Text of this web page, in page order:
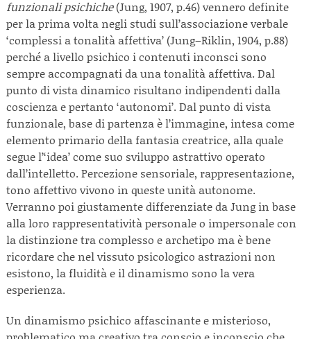
funzionali psichiche(Jung, 1907, p.46) vennero definite
per la prima volta negli studi sull’associazione verbale
‘complessi a tonalità affettiva’ (Jung–Riklin, 1904, p.88)
perché a livello psichico i contenuti inconsci sono
sempre accompagnati da una tonalità affettiva. Dal
punto di vista dinamico risultano indipendenti dalla
coscienza e pertanto ‘autonomi’. Dal punto di vista
funzionale, base di partenza è l’immagine, intesa come
elemento primario della fantasia creatrice, alla quale
segue l’‘idea’ come suo sviluppo astrattivo operato
dall’intelletto. Percezione sensoriale, rappresentazione,
tono affettivo vivono in queste unità autonome.
Verranno poi giustamente differenziate da Jung in base
alla loro rappresentatività personale o impersonale con
la distinzione tra complesso e archetipo ma è bene
ricordare che nel vissuto psicologico astrazioni non
esistono, la fluidità e il dinamismo sono la vera
esperienza.
Un dinamismo psichico affascinante e misterioso,